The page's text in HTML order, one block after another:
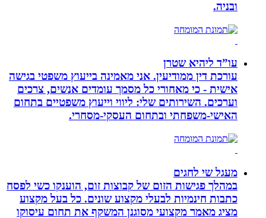
עו”ד ליהיא שטרן
עורכת דין ממודיעין. אני מאמינה בייעוץ משפטי בגישה
אישית - כי מאחורי כל מסמך עומדים אנשים, צרכים
וערכים. השירותים שלי: ליווי וייעוץ משפטיים בתחום
האישי-משפחתי ובתחום העסקי-מסחרי.
מעגל שי לחגים
במהלך פגישות הזום של קבוצות זום, הוענקו כשי לפסח
כתבות חינמיות לבעלי מקצוע שונים. כל בעל מקצוע
מציג מאמר מקצועי מסוגנן המשקף את תחום עיסוקו